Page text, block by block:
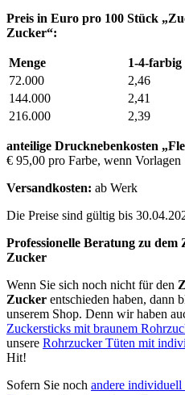
Preis in Euro pro 100 Stück
Zucker“:
Menge
1-4-farbig
72.000
2,46
144.000
2,41
216.000
2,39
anteilige Drucknebenkosten
€ 95,00 pro Farbe, wenn
Versandkosten: ab Werk
Die Preise sind gültig bis
Professionelle Beratung zu
Zucker
Wenn Sie sich noch nicht für den
Zucker entschieden haben, dann
unserem Shop. Denn wir haben
Zuckersticks mit braunem
unsere Rohrzucker Tüten mit
Hit!
Sofern Sie noch andere